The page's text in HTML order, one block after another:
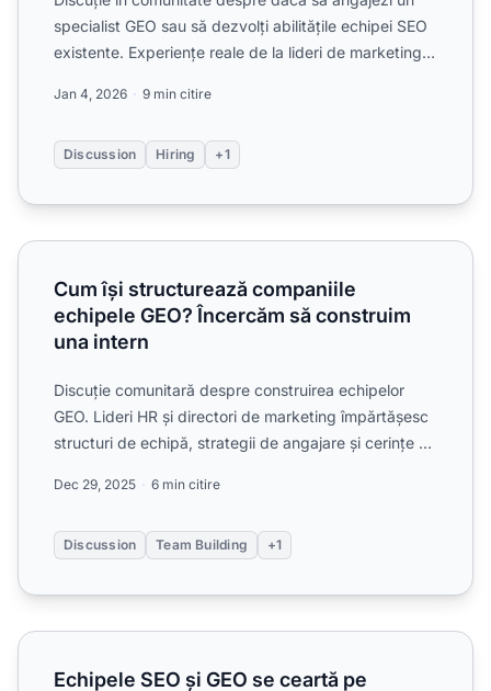
specialist GEO sau să dezvolți abilitățile echipei SEO
existente. Experiențe reale de la lideri de marketing
Jan 4, 2026 9 min citire
Discussion Hiring +1
Cum își structurează companiile echipele GEO? Încercăm
Cum își structurează companiile
echipele GEO? Încercăm să construim
una intern
Discuție comunitară despre construirea echipelor
GEO. Lideri HR și directori de marketing împărtășesc
structuri de echipă, strategii de angajare și cerințe de
Dec 29, 2025 6 min citire
Discussion Team Building +1
Echipele SEO și GEO se ceartă pe priorități - cum ați
Echipele SEO și GEO se ceartă pe